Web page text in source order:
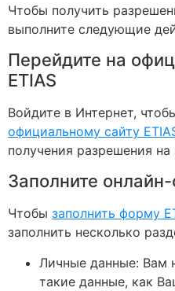
Чтобы получить
выполните следующие
Перейдите на
ETIAS
Войдите в Интернет,
официальному сайту
получения разрешения на
Заполните
Чтобы заполнить форму
заполнить несколько
Личные данные: Вам
такие данные, как